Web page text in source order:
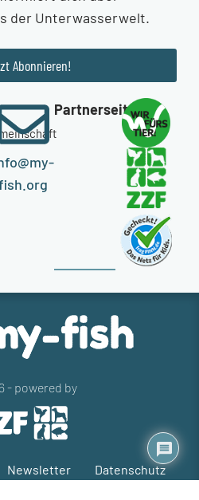
der Unterwasserwelt.
Abonnieren!
Partnerseiten
- powered by
Newsletter Datenschutz